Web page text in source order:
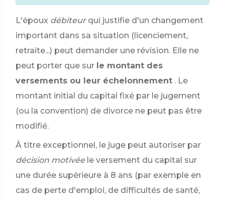
L'époux débiteur qui justifie d'un changement
important dans sa situation (licenciement,
retraite...) peut demander une révision. Elle ne
peut porter que sur le montant des
versements ou leur échelonnement . Le
montant initial du capital fixé par le jugement
(ou la convention) de divorce ne peut pas être
modifié.
À titre exceptionnel, le juge peut autoriser par
décision motivée le versement du capital sur
une durée supérieure à 8 ans (par exemple en
cas de perte d'emploi, de difficultés de santé,